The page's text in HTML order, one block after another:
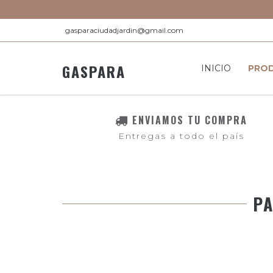
gasparaciudadjardin@gmail.com
GASPARA INICIO
ENVIAMOS TU COMPRA
Entregas a todo el país